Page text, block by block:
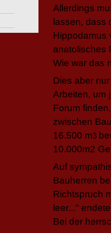
Allerdings
lassen, dass
Hippodamus
anatolisches
Wie war das
Dies aber
Arbeiten, um
Forum
zwischen
16.500 m3
10.000m2
Auf
Bauherren
Richtspruch
leer..."
Bei der